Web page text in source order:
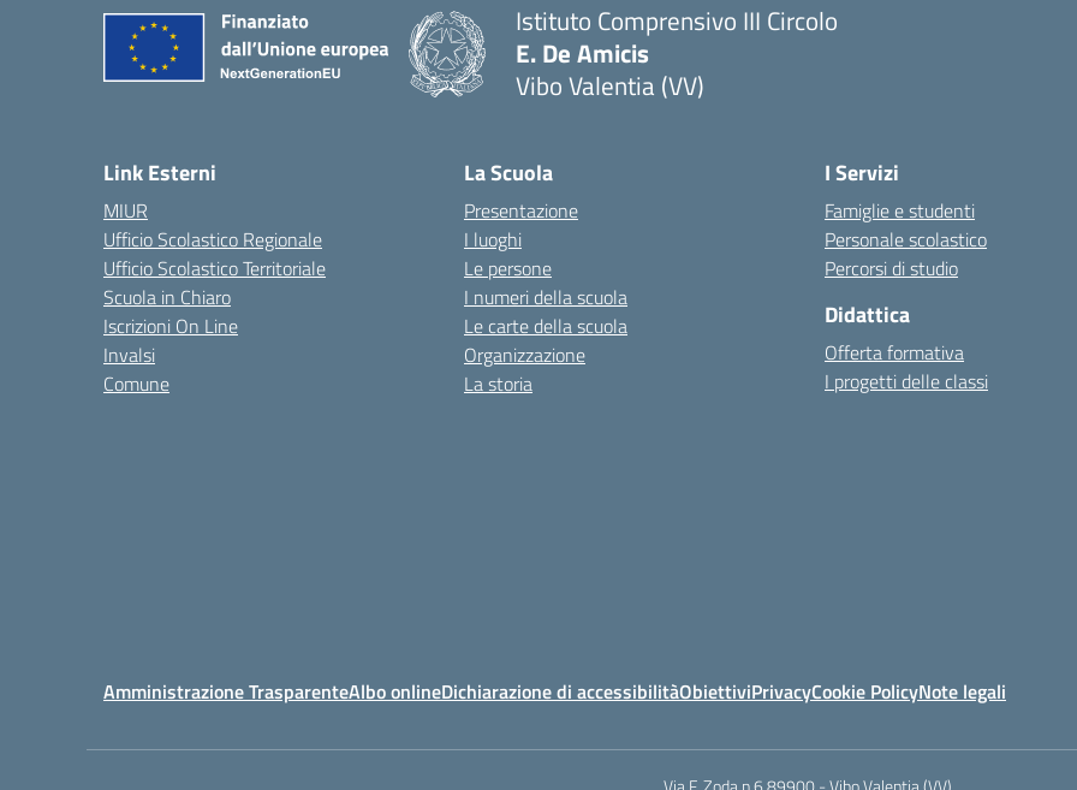
Istituto Comprensivo III Circolo
E. De Amicis
Vibo Valentia (VV)
Link Esterni
MIUR
Ufficio Scolastico Regionale
Ufficio Scolastico Territoriale
Scuola in Chiaro
Iscrizioni On Line
Invalsi
Comune
La Scuola
Presentazione
I luoghi
Le persone
I numeri della scuola
Le carte della scuola
Organizzazione
La storia
I Servizi
Famiglie e studenti
Personale scolastico
Percorsi di studio
Didattica
Offerta formativa
I progetti delle classi
Amministrazione TrasparenteAlbo onlineDichiarazione di accessibilitàObiettiviPrivacyCookie PolicyNote legali